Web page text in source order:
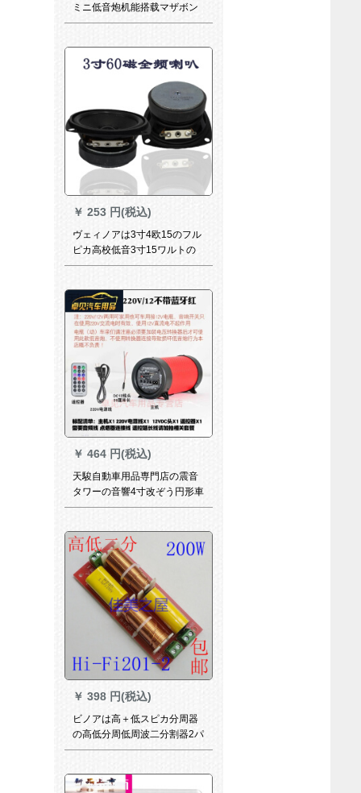
ミニ低音炮机能搭载マザボン
ドMP 3复号リモコンUSBカー
す。
￥ 253 円(税込)
ヴェィノアは3寸4欧15のフル
ピカ高校低音3寸15ワルトの
ラッピング高音15 Wのスピカ
￥ 464 円(税込)
天駿自動車用品専門店の震音
タワーの音響4寸改ぞう円形車
載スピカー12 v自動車の音に
220 V/12 Vを持っています。
ブラストストストの赤い色を
持っています。
￥ 398 円(税込)
ビノアは高＋低スピカ分周器
の高低分周低周波二分割器2パ
スフータ201-2高低に适合して